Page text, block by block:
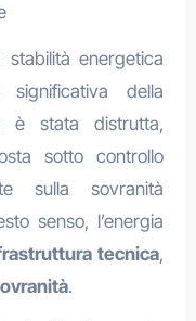
energetica
della
è stata distrutta,
sotto controllo
sulla sovranità
senso, l’energia
tecnica,
.